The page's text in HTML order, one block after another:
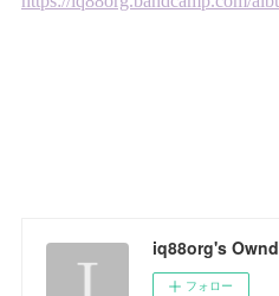
iq88org's Ownd
フォロー